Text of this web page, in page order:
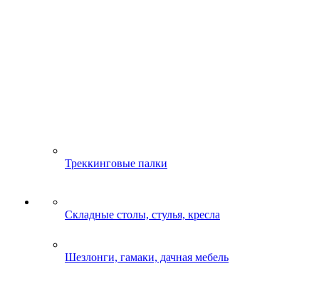
Треккинговые палки
Складные столы, стулья, кресла
Шезлонги, гамаки, дачная мебель